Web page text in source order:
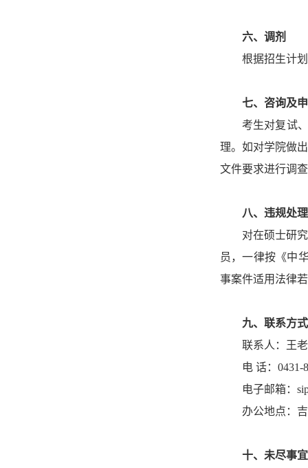
六、调剂
根据招生计划
七、 咨询及
考生对复试
理。如对学院做
文件要求进行调
八、 违规处理
对在硕士研
员，一律按《中
事案件适用法律
九、 联系方式
联系人：
王
电 话： 0431-
电子邮箱：
办公地点：
十、 未尽事